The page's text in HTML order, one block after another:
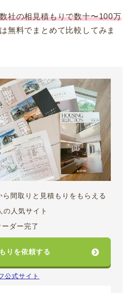
社の相見積もりで数十〜100万
無料でまとめて比較してみま
間取りと見積もりをもらえる
の人気サイト
ダー完了
りを依頼する
公式サイト